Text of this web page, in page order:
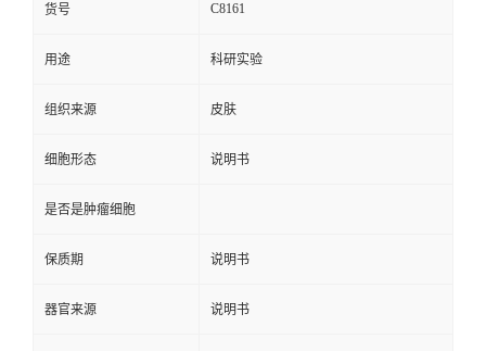
货号 C8161
用途 科研实验
组织来源 皮肤
细胞形态 说明书
是否是肿瘤细胞
保质期 说明书
器官来源 说明书